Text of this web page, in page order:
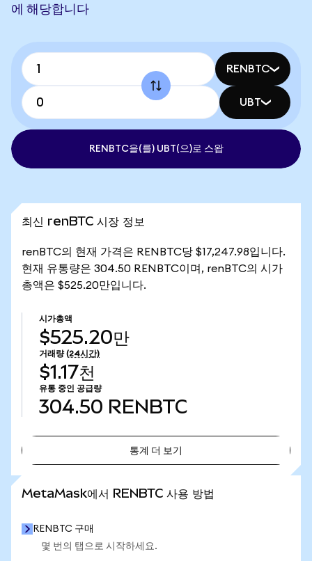
에 해당합니다
RENBTC
UBT
RENBTC을(를) UBT(으)로 스왑
최신 renBTC 시장 정보
renBTC의 현재 가격은 RENBTC당 $17,247.98입니다.
현재 유통량은 304.50 RENBTC이며, renBTC의 시가
총액은 $525.20만입니다.
시가총액
$525.20만
거래량 (24시간)
$1.17천
유통 중인 공급량
304.50 RENBTC
통계 더 보기
MetaMask에서 RENBTC 사용 방법
RENBTC 구매
몇 번의 탭으로 시작하세요.